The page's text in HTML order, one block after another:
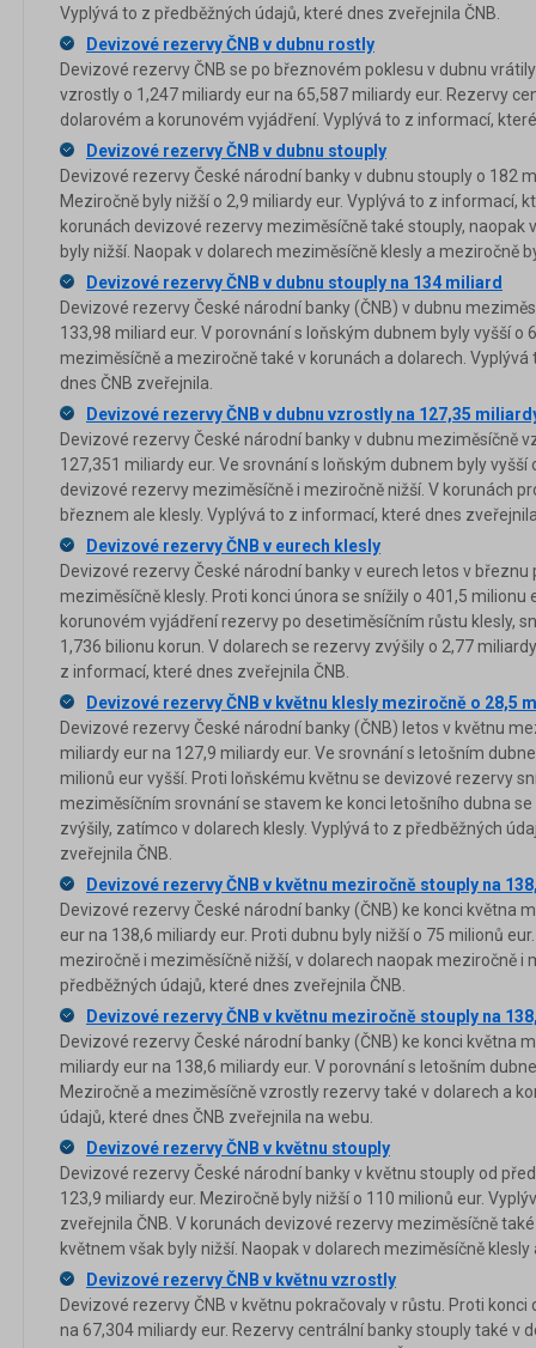
Vyplývá to z předběžných údajů, které dnes zveřejnila ČNB.
Devizové rezervy ČNB v dubnu rostly
Devizové rezervy ČNB se po březnovém poklesu v dubnu
vzrostly o 1,247 miliardy eur na 65,587 miliardy eur. Rezervy
dolarovém a korunovém vyjádření. Vyplývá to z informací,
Devizové rezervy ČNB v dubnu stouply
Devizové rezervy České národní banky v dubnu stouply o 182
Meziročně byly nižší o 2,9 miliardy eur. Vyplývá to z informací,
korunách devizové rezervy meziměsíčně také stouply, naopak
byly nižší. Naopak v dolarech meziměsíčně klesly a meziročně
Devizové rezervy ČNB v dubnu stouply na 134 miliard
Devizové rezervy České národní banky (ČNB) v dubnu
133,98 miliard eur. V porovnání s loňským dubnem byly vyšší o
meziměsíčně a meziročně také v korunách a dolarech.
dnes ČNB zveřejnila.
Devizové rezervy ČNB v dubnu vzrostly na 127,35
Devizové rezervy České národní banky v dubnu meziměsíčně
127,351 miliardy eur. Ve srovnání s loňským dubnem byly vyšší
devizové rezervy meziměsíčně i meziročně nižší. V korunách
březnem ale klesly. Vyplývá to z informací, které dnes
Devizové rezervy ČNB v eurech klesly
Devizové rezervy České národní banky v eurech letos v
meziměsíčně klesly. Proti konci února se snížily o 401,5 milionu
korunovém vyjádření rezervy po desetiměsíčním růstu klesly,
1,736 bilionu korun. V dolarech se rezervy zvýšily o 2,77
z informací, které dnes zveřejnila ČNB.
Devizové rezervy ČNB v květnu klesly meziročně o 28,5
Devizové rezervy České národní banky (ČNB) letos v květnu
miliardy eur na 127,9 miliardy eur. Ve srovnání s letošním
milionů eur vyšší. Proti loňskému květnu se devizové rezervy
meziměsíčním srovnání se stavem ke konci letošního dubna
zvýšily, zatímco v dolarech klesly. Vyplývá to z předběžných
zveřejnila ČNB.
Devizové rezervy ČNB v květnu meziročně stouply na
Devizové rezervy České národní banky (ČNB) ke konci května
eur na 138,6 miliardy eur. Proti dubnu byly nižší o 75 milionů
meziročně i meziměsíčně nižší, v dolarech naopak meziročně i
předběžných údajů, které dnes zveřejnila ČNB.
Devizové rezervy ČNB v květnu meziročně stouply na
Devizové rezervy České národní banky (ČNB) ke konci května
miliardy eur na 138,6 miliardy eur. V porovnání s letošním
Meziročně a meziměsíčně vzrostly rezervy také v dolarech a
údajů, které dnes ČNB zveřejnila na webu.
Devizové rezervy ČNB v květnu stouply
Devizové rezervy České národní banky v květnu stouply od
123,9 miliardy eur. Meziročně byly nižší o 110 milionů eur.
zveřejnila ČNB. V korunách devizové rezervy meziměsíčně
květnem však byly nižší. Naopak v dolarech meziměsíčně
Devizové rezervy ČNB v květnu vzrostly
Devizové rezervy ČNB v květnu pokračovaly v růstu. Proti
na 67,304 miliardy eur. Rezervy centrální banky stouply také v